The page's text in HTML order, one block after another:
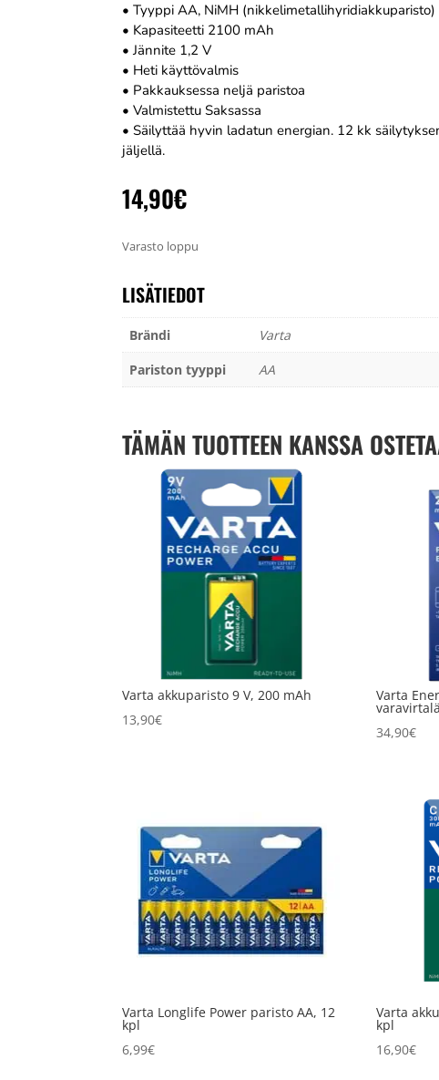
• Tyyppi AA, NiMH (nikkelimetallihyridiakkuparisto)
• Kapasiteetti 2100 mAh
• Jännite 1,2 V
• Heti käyttövalmis
• Pakkauksessa neljä paristoa
• Valmistettu Saksassa
• Säilyttää hyvin ladatun energian. 12 kk
jäljellä.
14,90€
Varasto loppu
LISÄTIEDOT
Brändi
Varta
Pariston tyyppi
AA
TÄMÄN TUOTTEEN KANSSA
Varta akkuparisto 9 V, 200 mAh
13,90€
Varta
34,90€
Varta Longlife Power paristo AA, 12
kpl
6,99€
Varta
kpl
16,90€